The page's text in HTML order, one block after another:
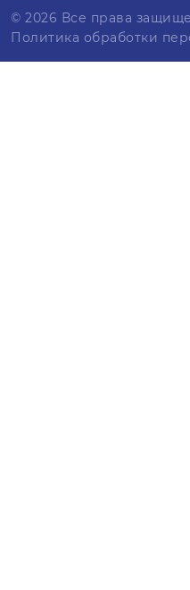
© 2026 Все права
Политика обработки